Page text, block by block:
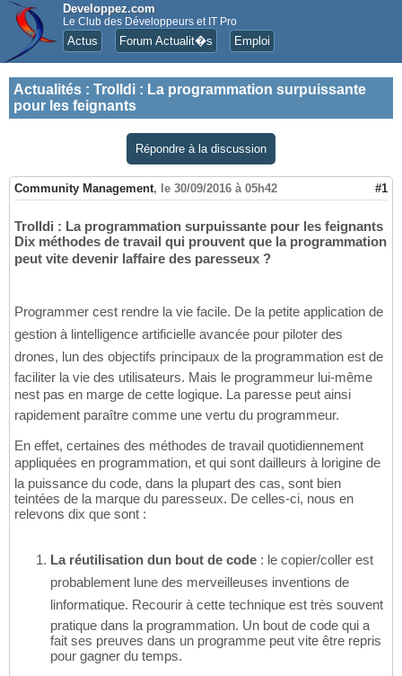
Developpez.com
Le Club des Développeurs et IT Pro
Actus Forum Actualit�s Emploi
Actualités : Trolldi : La programmation surpuissante
pour les feignants
Répondre à la discussion
Community Management, le 30/09/2016 à 05h42 #1
Trolldi : La programmation surpuissante pour les feignants
Dix méthodes de travail qui prouvent que la programmation
peut vite devenir laffaire des paresseux ?
Programmer cest rendre la vie facile. De la petite application de
gestion à lintelligence artificielle avancée pour piloter des
drones, lun des objectifs principaux de la programmation est de
faciliter la vie des utilisateurs. Mais le programmeur lui-même
nest pas en marge de cette logique. La paresse peut ainsi
rapidement paraître comme une vertu du programmeur.
En effet, certaines des méthodes de travail quotidiennement
appliquées en programmation, et qui sont dailleurs à lorigine de
la puissance du code, dans la plupart des cas, sont bien
teintées de la marque du paresseux. De celles-ci, nous en
relevons dix que sont :
La réutilisation dun bout de code : le copier/coller est
probablement lune des merveilleuses inventions de
linformatique. Recourir à cette technique est très souvent
pratique dans la programmation. Un bout de code qui a
fait ses preuves dans un programme peut vite être repris
pour gagner du temps.